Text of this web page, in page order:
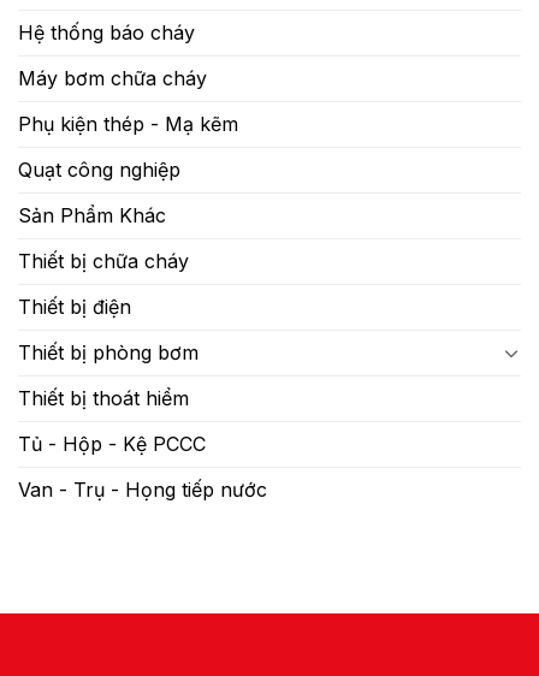
Hệ thống báo cháy
Máy bơm chữa cháy
Phụ kiện thép - Mạ kẽm
Quạt công nghiệp
Sản Phẩm Khác
Thiết bị chữa cháy
Thiết bị điện
Thiết bị phòng bơm
Thiết bị thoát hiểm
Tủ - Hộp - Kệ PCCC
Van - Trụ - Họng tiếp nước